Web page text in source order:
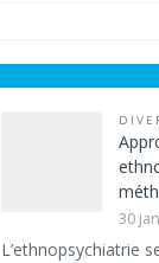
30
L’ethnopsychiatrie